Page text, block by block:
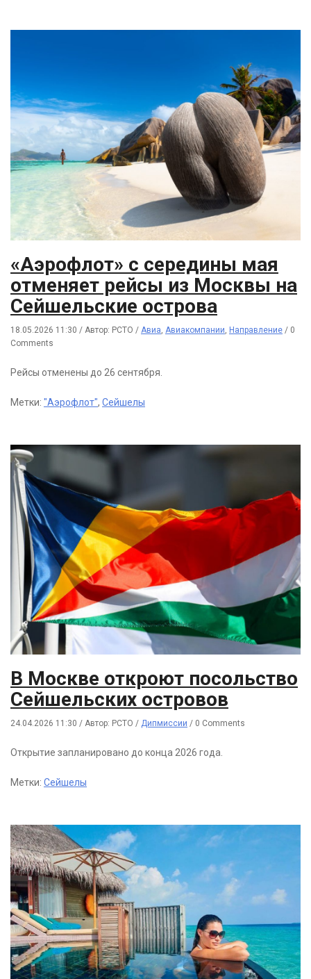
«Аэрофлот» с середины мая
отменяет рейсы из Москвы на
Сейшельские острова
18.05.2026 11:30 / Автор: РСТО / Авиа, Авиакомпании, Направление / 0
Comments
Рейсы отменены до 26 сентября.
Метки: "Аэрофлот", Сейшелы
В Москве откроют посольство
Сейшельских островов
24.04.2026 11:30 / Автор: РСТО / Дипмиссии / 0 Comments
Открытие запланировано до конца 2026 года.
Метки: Сейшелы